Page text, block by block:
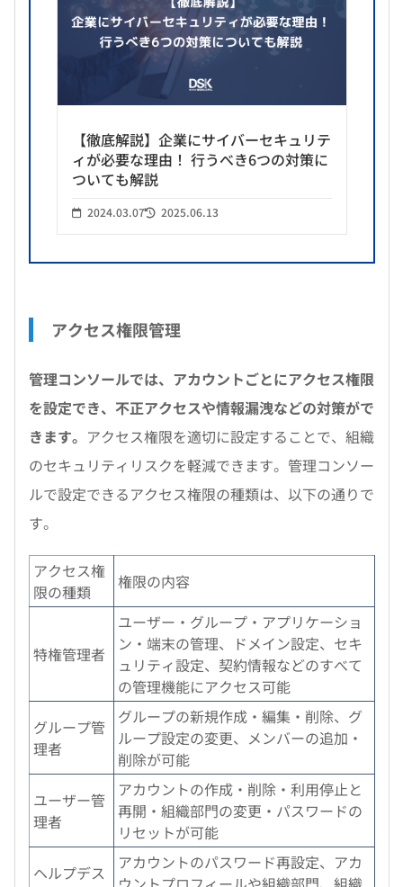
【徹底解説】企業にサイバーセキュリテ
ィが必要な理由！ 行うべき6つの対策に
ついても解説
2024.03.07 2025.06.13
アクセス権限管理
管理コンソールでは、アカウントごとにアクセス権限
を設定でき、不正アクセスや情報漏洩などの対策がで
きます。 アクセス権限を適切に設定することで、組織
のセキュリティリスクを軽減できます。管理コンソー
ルで設定できるアクセス権限の種類は、以下の通りで
す。
アクセス権
限の種類
権限の内容
特権管理者
ユーザー・グループ・アプリケーショ
ン・端末の管理、ドメイン設定、セキ
ュリティ設定、契約情報などのすべて
の管理機能にアクセス可能
グループ管
理者
グループの新規作成・編集・削除、グ
ループ設定の変更、メンバーの追加・
削除が可能
ユーザー管
理者
アカウントの作成・削除・利用停止と
再開・組織部門の変更・パスワードの
リセットが可能
ヘルプデス
アカウントのパスワード再設定、アカ